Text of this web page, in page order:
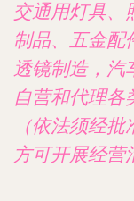
交通用灯具、
制品、五金配
透镜制造，汽
自营和代理各
（依法须经
方可开展经营